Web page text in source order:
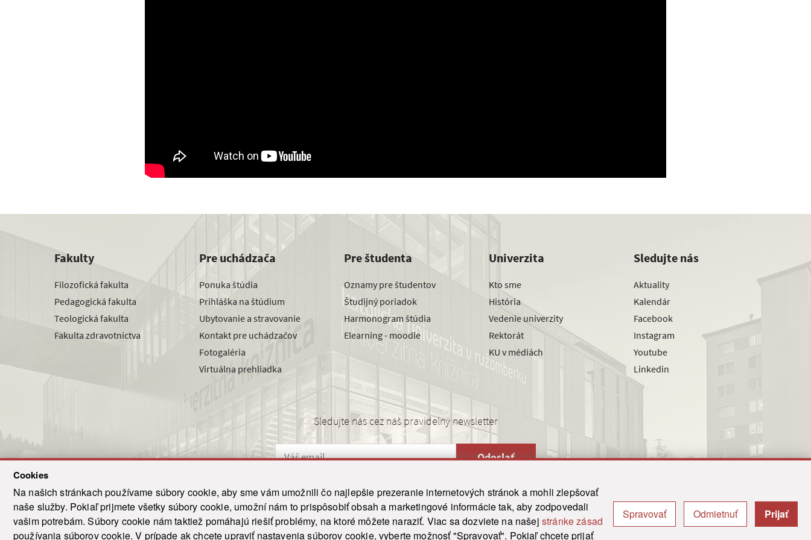
Cookies
Na našich stránkach používame súbory cookie, aby sme vám umožnili čo najlepšie prezeranie internetových stránok a mohli zlepšovať
naše služby. Pokiaľ prijmete všetky súbory cookie, umožní nám to prispôsobiť obsah a marketingové informácie tak, aby zodpovedali
vašim potrebám. Súbory cookie nám taktiež pomáhajú riešiť problémy, na ktoré môžete naraziť. Viac sa dozviete na našej stránke zásad
používania súborov cookie. V prípade ak chcete upraviť nastavenia súborov cookie, vyberte možnosť "Spravovať". Pokiaľ chcete prijať
Spravovať Odmietnuť Prijať
Fakulty
Filozofická fakulta
Pedagogická fakulta
Teologická fakulta
Fakulta zdravotníctva
Pre uchádzača
Ponuka štúdia
Prihláška na štúdium
Ubytovanie a stravovanie
Kontakt pre uchádzačov
Fotogaléria
Virtuálna prehliadka
Pre študenta
Oznamy pre študentov
Študijný poriadok
Harmonogram štúdia
Elearning - moodle
Univerzita
Kto sme
História
Vedenie univerzity
Rektorát
KU v médiách
Sledujte nás
Aktuality
Kalendár
Facebook
Instagram
Youtube
Linkedin
Sledujte nás cez náš pravidelný newsletter
Odoslať
© 2021-2026 ku.sk. Všetky práva vyhradené. | Ochrana osobných údajov | Vyhlásenie o prístupnosti | Admin
This site is protected by reCAPTCHA and the Google Privacy Policy and Terms of Service
apply.